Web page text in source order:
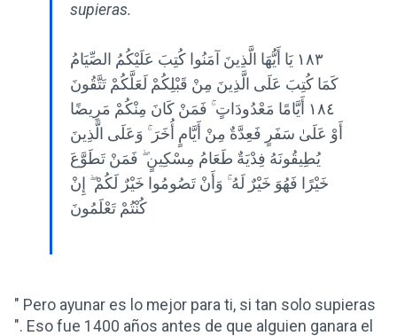
supieras.
١٨٣ يَا أَيُّهَا الَّذِينَ آمَنُوا كُتِبَ عَلَيْكُمُ الصِّيَامُ
كَمَا كُتِبَ عَلَى الَّذِينَ مِنْ قَبْلِكُمْ لَعَلَّكُمْ تَتَّقُونَ
١٨٤ أَيَّامًا مَعْدُودَاتٍ ۚ فَمَنْ كَانَ مِنْكُمْ مَرِيضًا
أَوْ عَلَىٰ سَفَرٍ فَعِدَّةٌ مِنْ أَيَّامٍ أُخَرَ ۚ وَعَلَى الَّذِينَ
يُطِيقُونَهُ فِدْيَةٌ طَعَامُ مِسْكِينٍ ۖ فَمَنْ تَطَوَّعَ
خَيْرًا فَهُوَ خَيْرٌ لَهُ ۚ وَأَنْ تَصُومُوا خَيْرٌ لَكُمْ ۖ إِنْ
كُنْتُمْ تَعْلَمُونَ
" Pero ayunar es lo mejor para ti, si tan solo supieras
". Eso fue 1400 años antes de que alguien ganara el